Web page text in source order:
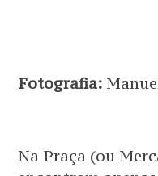
Fotografia:
Na Praça (ou